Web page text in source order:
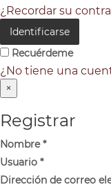
¿Recordar su
Identificarse
Recuérdeme
¿No tiene una
×
Registrar
Nombre*
Usuario *
Dirección de correo